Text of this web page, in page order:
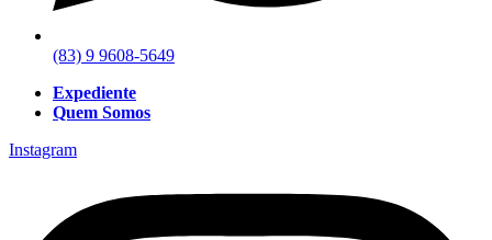
(83) 9 9608-5649
Expediente
Quem Somos
Instagram